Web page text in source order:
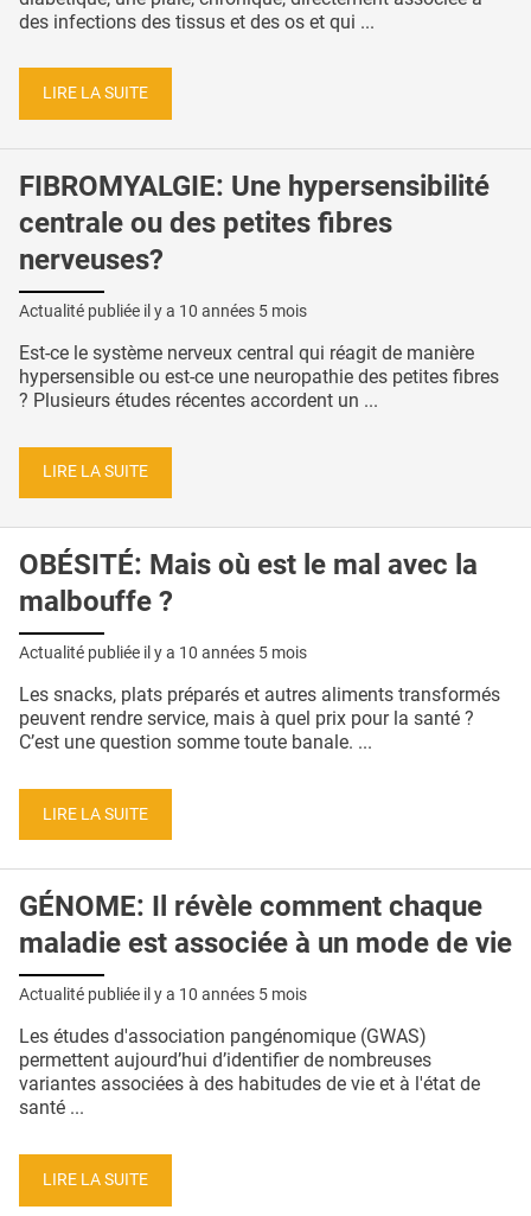
des infections des tissus et des os et qui ...
LIRE LA SUITE
FIBROMYALGIE: Une hypersensibilité
centrale ou des petites fibres
nerveuses?
Actualité publiée il y a 10 années 5 mois
Est-ce le système nerveux central qui réagit de manière
hypersensible ou est-ce une neuropathie des petites fibres
? Plusieurs études récentes accordent un ...
LIRE LA SUITE
OBÉSITÉ: Mais où est le mal avec la
malbouffe ?
Actualité publiée il y a 10 années 5 mois
Les snacks, plats préparés et autres aliments transformés
peuvent rendre service, mais à quel prix pour la santé ?
C’est une question somme toute banale. ...
LIRE LA SUITE
GÉNOME: Il révèle comment chaque
maladie est associée à un mode de vie
Actualité publiée il y a 10 années 5 mois
Les études d'association pangénomique (GWAS)
permettent aujourd’hui d’identifier de nombreuses
variantes associées à des habitudes de vie et à l'état de
santé ...
LIRE LA SUITE